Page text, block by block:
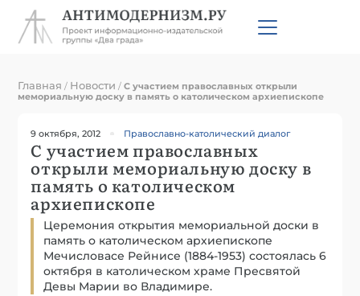
Главная / Новости /С участием православных открыли
мемориальную доску в память о католическом архиепископе
9 октября, 2012 Православно-католический диалог
С участием православных
открыли мемориальную доску в
память о католическом
архиепископе
Церемония открытия мемориальной доски в
память о католическом архиепископе
Мечисловасе Рейнисе (1884-1953) состоялась 6
октября в католическом храме Пресвятой
Девы Марии во Владимире.